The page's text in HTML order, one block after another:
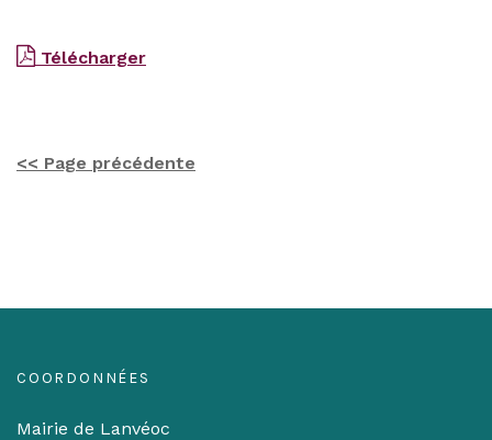
Télécharger
<< Page précédente
COORDONNÉES
Mairie de Lanvéoc